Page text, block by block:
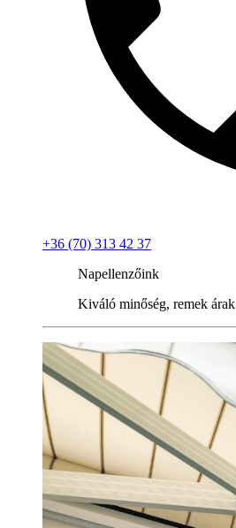
+36 (70) 313 42 37
Napellenzőink
Kiváló minőség, remek árak